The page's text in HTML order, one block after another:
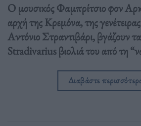
Ο μουσικός Φαμπρίτσιο φον
αρχή της Κρεμόνα, της
Αντόνιο Στραντιβάρι, βγάζουν
Stradivarius βιολιά του από τη
Διαβάστε